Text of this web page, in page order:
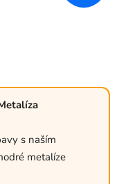
s naším
metalíze